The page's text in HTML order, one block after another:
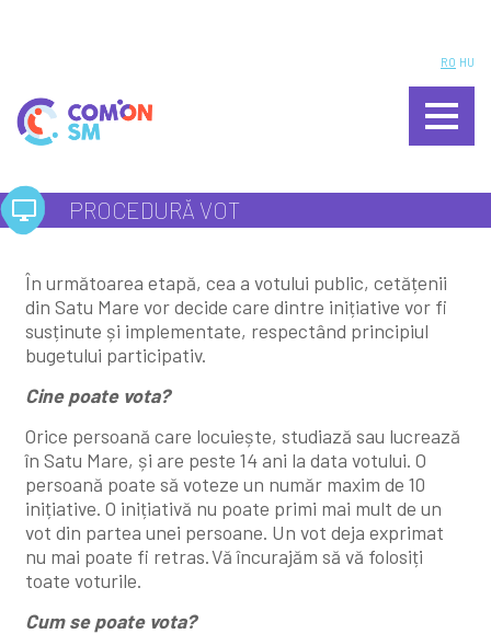
RO HU
INIȚIATORI ȘI PARTENERI
CALENDAR
REGULAMENT
FACILITATORI
CONTACT
LOGIN
VEZI IDEILE PREMIATE
PROCEDURĂ VOT
În următoarea etapă, cea a votului public, cetățenii
din Satu Mare vor decide care dintre inițiative vor fi
susținute și implementate, respectând principiul
bugetului participativ.
Cine poate vota?
Orice persoană care locuiește, studiază sau lucrează
în Satu Mare, și are peste 14 ani la data votului. O
persoană poate să voteze un număr maxim de 10
inițiative. O inițiativă nu poate primi mai mult de un
vot din partea unei persoane. Un vot deja exprimat
nu mai poate fi retras.Vă încurajăm să vă folosiți
toate voturile.
Cum se poate vota?